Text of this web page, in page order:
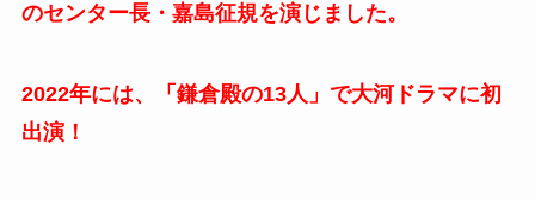
のセンター長・嘉島征規を演じました。
2022年には、「鎌倉殿の13人」で大河ドラマに初
出演！